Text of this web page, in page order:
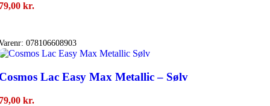
kr.
078106608903
Lac Easy Max Metallic – Sølv
kr.